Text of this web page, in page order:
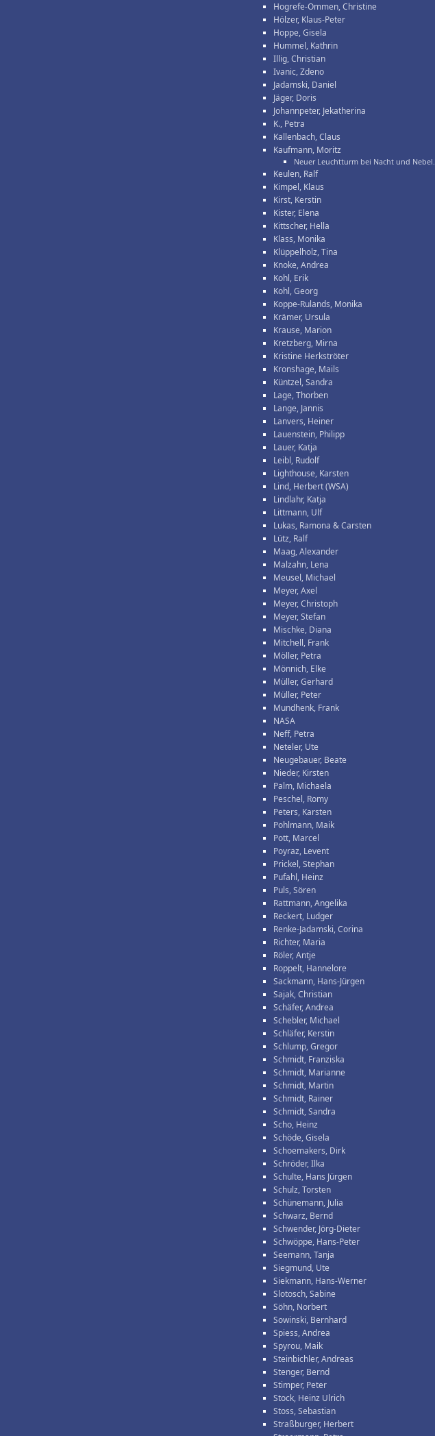
Hogrefe-Ommen, Christine
Hölzer, Klaus-Peter
Hoppe, Gisela
Hummel, Kathrin
Illig, Christian
Ivanic, Zdeno
Jadamski, Daniel
Jäger, Doris
Johannpeter, Jekatherina
K., Petra
Kallenbach, Claus
Kaufmann, Moritz
Neuer Leuchtturm bei Nacht und Nebel.
Keulen, Ralf
Kimpel, Klaus
Kirst, Kerstin
Kister, Elena
Kittscher, Hella
Klass, Monika
Klüppelholz, Tina
Knoke, Andrea
Kohl, Erik
Kohl, Georg
Koppe-Rulands, Monika
Krämer, Ursula
Krause, Marion
Kretzberg, Mirna
Kristine Herkströter
Kronshage, Mails
Küntzel, Sandra
Lage, Thorben
Lange, Jannis
Lanvers, Heiner
Lauenstein, Philipp
Lauer, Katja
Leibl, Rudolf
Lighthouse, Karsten
Lind, Herbert (WSA)
Lindlahr, Katja
Littmann, Ulf
Lukas, Ramona & Carsten
Lütz, Ralf
Maag, Alexander
Malzahn, Lena
Meusel, Michael
Meyer, Axel
Meyer, Christoph
Meyer, Stefan
Mischke, Diana
Mitchell, Frank
Möller, Petra
Mönnich, Elke
Müller, Gerhard
Müller, Peter
Mundhenk, Frank
NASA
Neff, Petra
Neteler, Ute
Neugebauer, Beate
Nieder, Kirsten
Palm, Michaela
Peschel, Romy
Peters, Karsten
Pohlmann, Maik
Pott, Marcel
Poyraz, Levent
Prickel, Stephan
Pufahl, Heinz
Puls, Sören
Rattmann, Angelika
Reckert, Ludger
Renke-Jadamski, Corina
Richter, Maria
Röler, Antje
Roppelt, Hannelore
Sackmann, Hans-Jürgen
Sajak, Christian
Schäfer, Andrea
Schebler, Michael
Schläfer, Kerstin
Schlump, Gregor
Schmidt, Franziska
Schmidt, Marianne
Schmidt, Martin
Schmidt, Rainer
Schmidt, Sandra
Scho, Heinz
Schöde, Gisela
Schoemakers, Dirk
Schröder, Ilka
Schulte, Hans Jürgen
Schulz, Torsten
Schünemann, Julia
Schwarz, Bernd
Schwender, Jörg-Dieter
Schwöppe, Hans-Peter
Seemann, Tanja
Siegmund, Ute
Siekmann, Hans-Werner
Slotosch, Sabine
Söhn, Norbert
Sowinski, Bernhard
Spiess, Andrea
Spyrou, Maik
Steinbichler, Andreas
Stenger, Bernd
Stimper, Peter
Stock, Heinz Ulrich
Stoss, Sebastian
Straßburger, Herbert